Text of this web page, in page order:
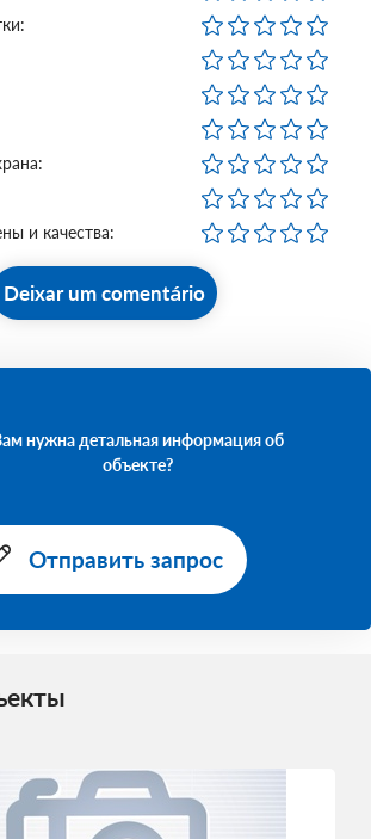
и качества:
Deixar um comentário
нужна детальная информация об
объекте?
Отправить запрос